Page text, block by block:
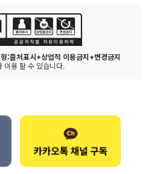
:출처표시+상업적 이용금지+변경금지
이용 할 수 있습니다.